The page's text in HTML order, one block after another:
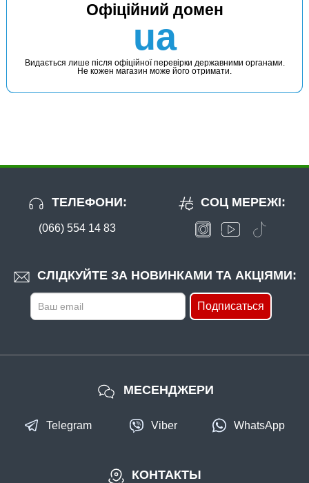
Офіційний домен
ua
Видається лише після офіційної перевірки державними органами.
Не кожен магазин може його отримати.
ТЕЛЕФОНИ:
(066) 554 14 83
СЛІДКУЙТЕ ЗА НОВИНКАМИ ТА АКЦІЯМИ:
Подписаться
СОЦ МЕРЕЖІ:
КОНТАКТЫ
МЕСЕНДЖЕРИ
Telegram Viber WhatsApp